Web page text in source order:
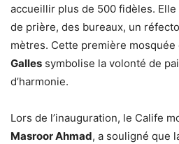
accueillir plus de 500 fidèles.
de prière, des bureaux, un
mètres. Cette première
Galles symbolise la volonté de
d’harmonie.
Lors de l’inauguration, le Calife
Masroor Ahmad, a souligné que